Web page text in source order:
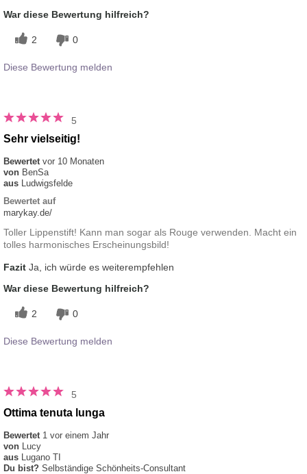
War diese Bewertung hilfreich?
2 0
Diese Bewertung melden
5
Sehr vielseitig!
Bewertet vor 10 Monaten
von BenSa
aus Ludwigsfelde
Bewertet auf
marykay.de/
Toller Lippenstift! Kann man sogar als Rouge verwenden. Macht ein
tolles harmonisches Erscheinungsbild!
Fazit Ja, ich würde es weiterempfehlen
War diese Bewertung hilfreich?
2 0
Diese Bewertung melden
5
Ottima tenuta lunga
Bewertet 1 vor einem Jahr
von Lucy
aus Lugano TI
Du bist? Selbständige Schönheits-Consultant